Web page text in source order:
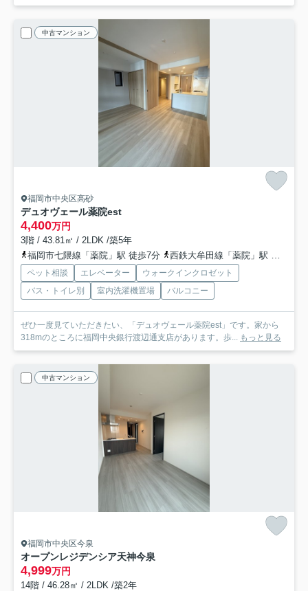
中古マンション
福岡市中央区高砂
デュオヴェール薬院est
4,400万円
3階 / 43.81㎡ / 2LDK /築5年
福岡市七隈線「薬院」駅 徒歩7分
西鉄大牟田線「薬院」駅 徒歩7分
ペット相談 エレベーター
ウォークインクロゼット
バス・トイレ別
室内洗濯機置場 バルコニー
ぜひ一度見ていただきたい、「デュオヴェール薬院est」です。家から
318mのところに福岡中央銀行渡辺通支店があります。歩...
もっと見る
中古マンション
福岡市中央区今泉
オープンレジデンシア天神今泉
4,999万円
14階 / 46.28㎡ / 2LDK /築2年